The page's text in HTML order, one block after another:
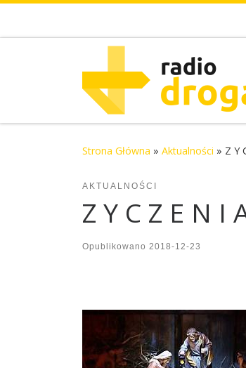
Strona Główna » Aktualności » Z Y
AKTUALNOŚCI
Z Y C Z E N I
Opublikowano 2018-12-23